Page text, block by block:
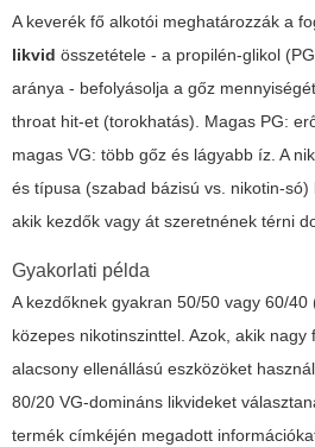
A keverék fő alkotói meghatározzák a
likvid összetétele - a propilén-glikol
aránya - befolyásolja a gőz
throat hit-et (torokhatás). Magas PG:
magas VG: több gőz és lágyabb íz. A
és típusa (szabad bázisú vs. nikotin-
akik kezdők vagy át szeretnének térni
Gyakorlati példa
A kezdőknek gyakran 50/50 vagy 60/
közepes nikotinszinttel. Azok, akik
alacsony ellenállású eszközöket
80/20 VG-domináns likvideket
termék címkéjén megadott